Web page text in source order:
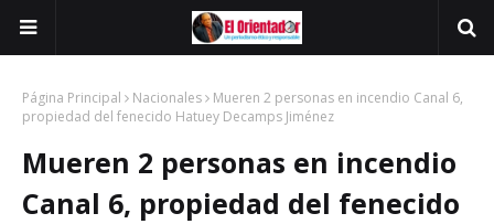
Página Principal Nacionales
Mueren 2 personas en incendio Canal 6,
propiedad del fenecido Hatuey Decamps Jiménez
Mueren 2 personas en incendio
Canal 6, propiedad del fenecido